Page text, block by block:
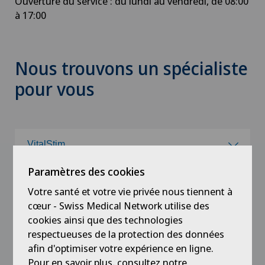
à 17:00
Nous trouvons un spécialiste
pour vous
VitalStim
Choisissez une spécialité
Acromioplastie
Activité physique adaptée
Choisissez un hôpital/une clinique
Clinique de Genolier
Choisir un canton
Choisir un canton
Paramètres des cookies
Votre santé et votre vie privée nous tiennent à
cœur - Swiss Medical Network utilise des
cookies ainsi que des technologies
respectueuses de la protection des données
afin d'optimiser votre expérience en ligne.